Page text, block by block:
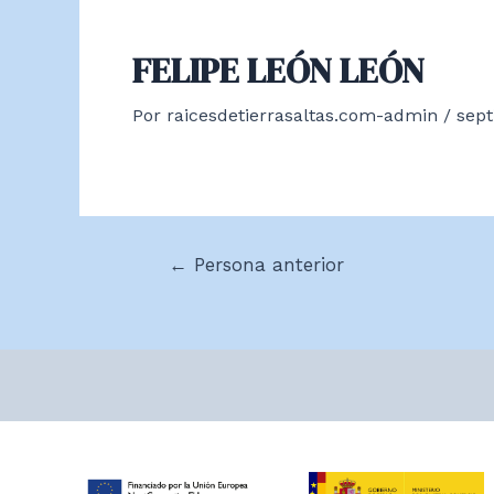
FELIPE LEÓN LEÓN
Por raicesdetierrasaltas.com-admin /
Navegación
← Persona anterior